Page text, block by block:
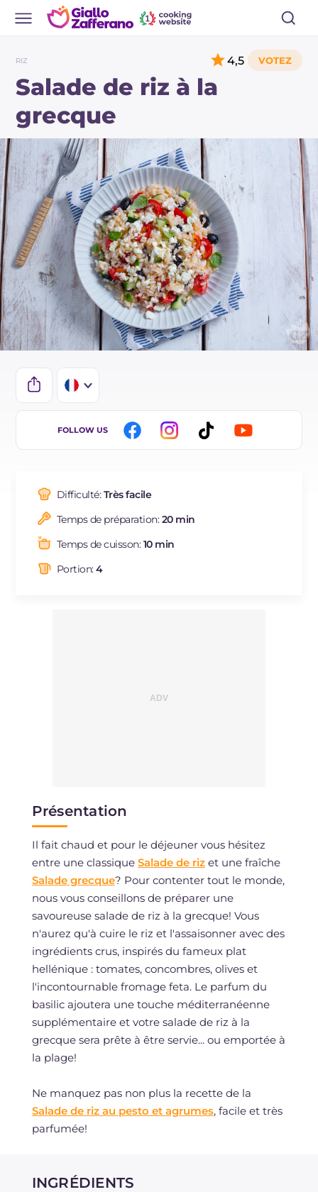
RIZ
Salade de riz à la
grecque
4,5
IT
ES
DE
NL
FOLLOW US
Difficulté:Très facile
Temps de préparation:20 min
Temps de cuisson:10 min
Portion:4
Présentation
Il fait chaud et pour le déjeuner vous hésitez
entre une classique Salade de rizet une fraîche
Salade grecque? Pour contenter tout le monde,
nous vous conseillons de préparer une
savoureuse salade de riz à la grecque! Vous
n'aurez qu'à cuire le riz et l'assaisonner avec des
ingrédients crus, inspirés du fameux plat
hellénique : tomates, concombres, olives et
l'incontournable fromage feta. Le parfum du
basilic ajoutera une touche méditerranéenne
supplémentaire et votre salade de riz à la
grecque sera prête à être servie... ou emportée à
la plage!
Ne manquez pas non plus la recette de la
Salade de riz au pesto et agrumes, facile et très
parfumée!
INGRÉDIENTS